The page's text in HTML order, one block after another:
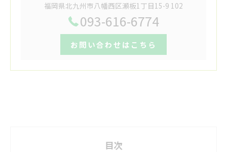
福岡県北九州市八幡西区瀬板1丁目15-9 102
093-616-6774
お問い合わせはこちら
目次